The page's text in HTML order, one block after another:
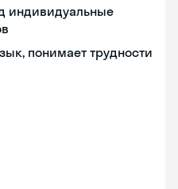
индивидуальные
понимает трудности